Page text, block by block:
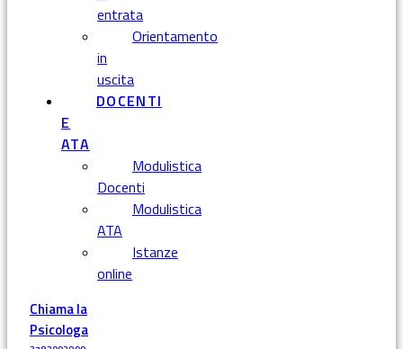
entrata
Orientamento
in
uscita
DOCENTI
E
ATA
Modulistica
Docenti
Modulistica
ATA
Istanze
online
Chiama la
Psicologa